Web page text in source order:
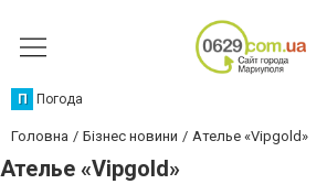
П Погода
Головна Бізнес новини Ателье «Vipgold»
Ателье «Vipgold»